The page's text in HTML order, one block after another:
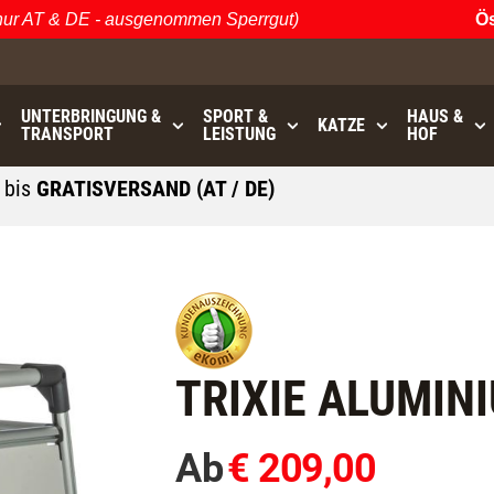
& DE - ausgenommen Sperrgut)
UNTERBRINGUNG &
TRANSPORT
SPORT &
LEISTUNG
KATZE
HAUS &
HOF
bisGRATISVERSAND (AT / DE)
TRIXIE
Ab€ 209,00